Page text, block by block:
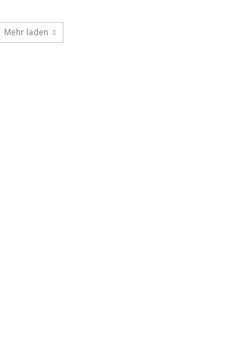
Mehr laden